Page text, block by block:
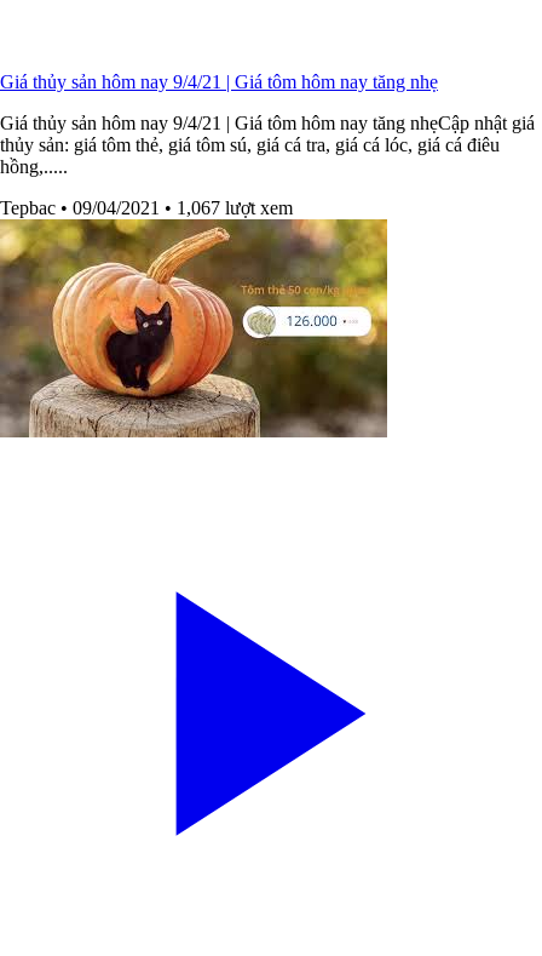
Giá thủy sản hôm nay 9/4/21 | Giá tôm hôm nay tăng nhẹ
Giá thủy sản hôm nay 9/4/21 | Giá tôm hôm nay tăng nhẹCập nhật giá
thủy sản: giá tôm thẻ, giá tôm sú, giá cá tra, giá cá lóc, giá cá điêu
hồng,.....
Tepbac • 09/04/2021 • 1,067 lượt xem